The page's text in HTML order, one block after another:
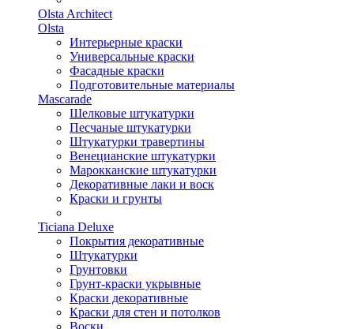
Olsta Architect
Olsta
Интерьерные краски
Универсальные краски
Фасадные краски
Подготовительные материалы
Mascarade
Шелковые штукатурки
Песчаные штукатурки
Штукатурки травертины
Венецианские штукатурки
Марокканские штукатурки
Декоративные лаки и воск
Краски и грунты
Ticiana Deluxe
Покрытия декоративные
Штукатурки
Грунтовки
Грунт-краски укрывные
Краски декоративные
Краски для стен и потолков
Воски